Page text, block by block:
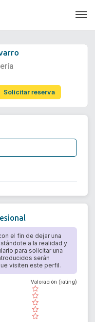
Solicitar reserva
el fin de dejar una
a la realidad y
para solicitar una
serán
visiten este perfil.
( )
( )
( )
( )
( )
Valoración (rating)